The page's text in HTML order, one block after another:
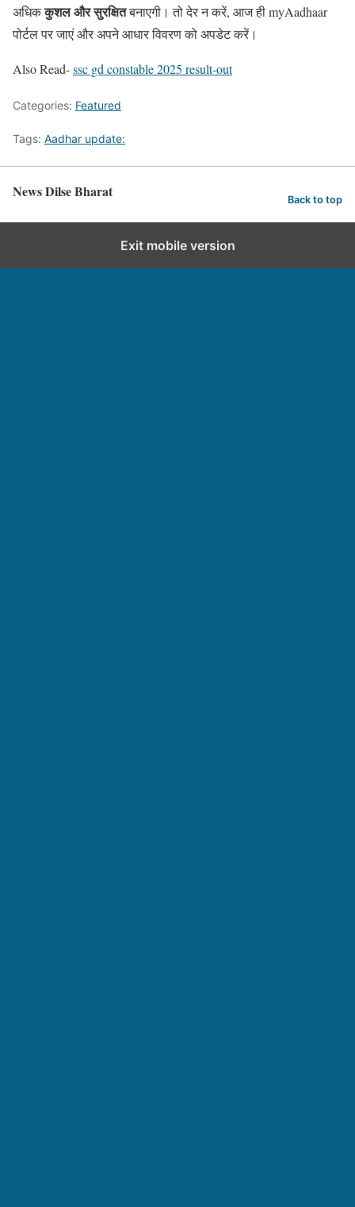
अधिककुशल और सुरक्षितबनाएगी। तो देर न करें, आज ही myAadhaar
पोर्टल पर जाएं और अपने आधार विवरण को अपडेट करें।
Also Read-ssc gd constable 2025 result-out
Categories: Featured
Tags: Aadhar update:
News Dilse Bharat Back to top
Exit mobile version